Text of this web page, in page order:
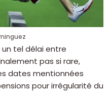
tel délai entre
pas si rare,
dates mentionnées
pour irrégularité du